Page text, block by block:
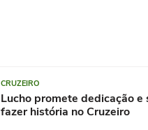
CRUZEIRO
Lucho promete dedicação e
fazer história no Cruzeiro